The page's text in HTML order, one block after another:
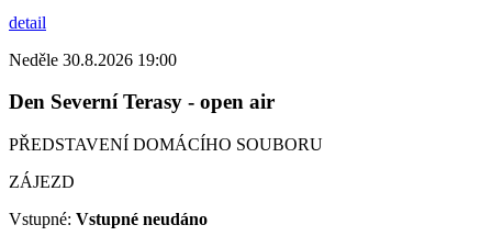
detail
Neděle 30.8.2026 19:00
Den Severní Terasy - open air
PŘEDSTAVENÍ DOMÁCÍHO SOUBORU
ZÁJEZD
Vstupné: Vstupné neudáno